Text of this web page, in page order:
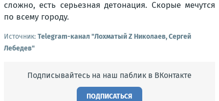
сложно, есть серьезная детонация. Скорые мечутся
по всему городу.
Источник: Telegram-канал "Лохматый Z Николаев, Сергей
Лебедев"
Подписывайтесь на наш паблик в ВКонтакте
ПОДПИСАТЬСЯ